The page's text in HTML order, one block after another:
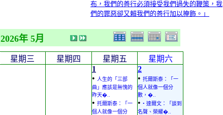
布，我們的善行必須接受我們過失的鞭策，我
們的罪惡卻又賴我們的善行加以掩飾。」
2026年 5月
星期三 星期四 星期五
星期六
1
• 人生的「三部
曲」應該是無愧的
昨天�..
• 托爾斯泰：「一
個人就像一個分
2
• 托爾斯泰：「一
個人就像一個分
數，�..
• • 達爾文：「談到
名聲、榮耀�..